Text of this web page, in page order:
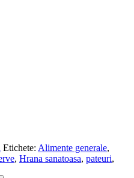
Etichete: Alimente generale,
, Hrana sanatoasa, pateuri,